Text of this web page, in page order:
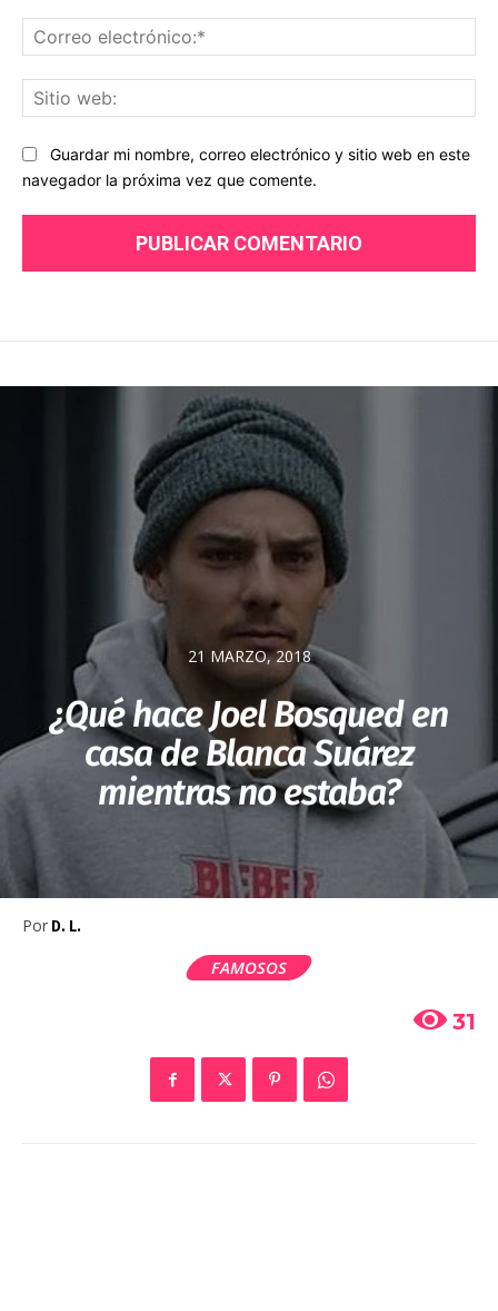
Guardar mi nombre, correo electrónico y sitio web en este
navegador la próxima vez que comente.